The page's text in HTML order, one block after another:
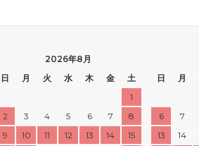
2026年8月
日
月 火 水 木 金
土
1
2
3 4 5 6 7
8
9
10 11 12 13 14
15
日
月
6
7
13
14